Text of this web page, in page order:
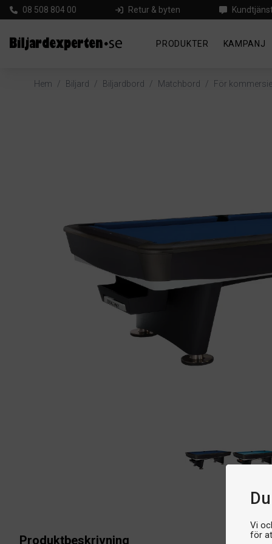
Vi
för
08 508 804 00 Retur & byten
PRODUKTER KAMPANJ
Hem / Biljard / Biljardbord / Matchbord / För
Produktbeskrivning